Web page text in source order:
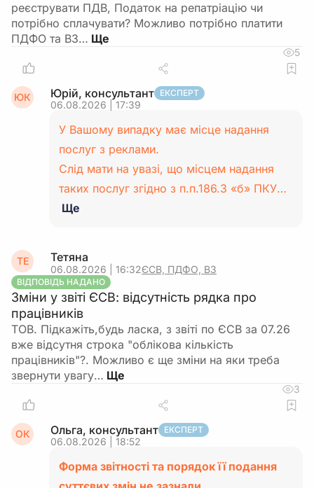
реєструвати ПДВ, Податок на репатріацію чи
потрібно сплачувати? Можливо потрібно платити
ПДФО та ВЗ…
5
ЮК Юрій, консультант ЕКСПЕРТ
06.08.2026 | 17:39
У Вашому випадку має місце надання
послуг з реклами.
Слід мати на увазі, що місцем надання
таких послуг згідно з п.п.186.3 «б» ПКУ…
Ще
ТЕ Тетяна
06.08.2026 | 16:32ЄСВ, ПДФО, ВЗ
ВІДПОВІДЬ НАДАНО
Зміни у звіті ЄСВ: відсутність рядка про
працівників
ТОВ. Підкажіть,будь ласка, з звіті по ЄСВ за 07.26
вже відсутня строка "облікова кількість
працівників"?. Можливо є ще зміни на яки треба
звернути увагу…
3
ОК Ольга, консультант ЕКСПЕРТ
06.08.2026 | 18:52
Форма звітності та порядок її подання